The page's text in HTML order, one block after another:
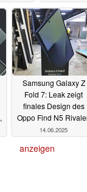
Samsung Galaxy Z
Fold 7: Leak zeigt
finales Design des
Oppo Find N5
14.06.2025
anzeigen